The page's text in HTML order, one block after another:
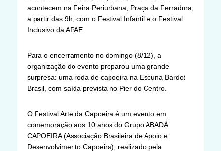
acontecem na Feira Periurbana, Praça da Ferradura,
a partir das 9h, com o Festival Infantil e o Festival
Inclusivo da APAE.
Para o encerramento no domingo (8/12), a
organização do evento preparou uma grande
surpresa: uma roda de capoeira na Escuna Bardot
Brasil, com saída prevista no Pier do Centro.
O Festival Arte da Capoeira é um evento em
comemoração aos 10 anos do Grupo ABADÁ
CAPOEIRA (Associação Brasileira de Apoio e
Desenvolvimento Capoeira), realizado pela